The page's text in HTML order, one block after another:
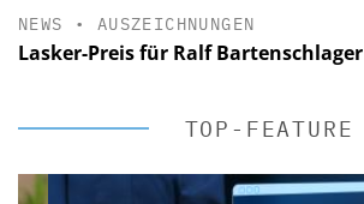
NEWS • AUSZEICHNUNGEN
Lasker-Preis für Ralf Bartenschlager
TOP-FEATURE